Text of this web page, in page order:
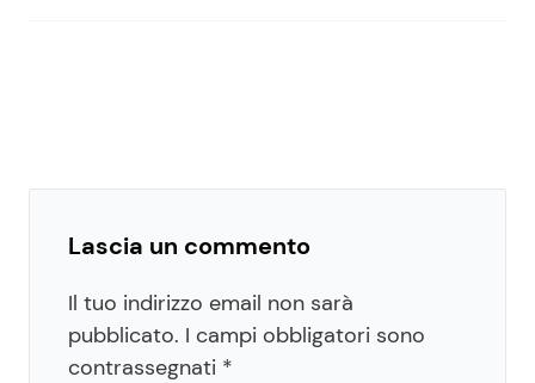
Lascia un commento
Il tuo indirizzo email non sarà
pubblicato. I campi obbligatori sono
contrassegnati *